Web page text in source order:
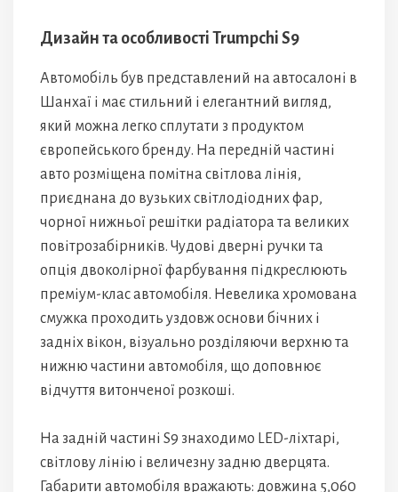
Дизайн та особливості Trumpchi S9
Автомобіль був представлений на автосалоні в
Шанхаї і має стильний і елегантний вигляд,
який можна легко сплутати з продуктом
європейського бренду. На передній частині
авто розміщена помітна світлова лінія,
приєднана до вузьких світлодіодних фар,
чорної нижньої решітки радіатора та великих
повітрозабірників. Чудові дверні ручки та
опція двоколірної фарбування підкреслюють
преміум-клас автомобіля. Невелика хромована
смужка проходить уздовж основи бічних і
задніх вікон, візуально розділяючи верхню та
нижню частини автомобіля, що доповнює
відчуття витонченої розкоші.
На задній частині S9 знаходимо LED-ліхтарі,
світлову лінію і величезну задню дверцята.
Габарити автомобіля вражають: довжина 5,060